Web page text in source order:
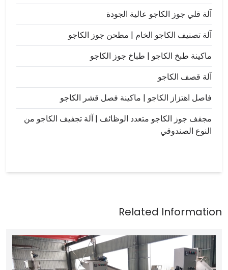
آلة قلي جوز الكاجو عالية الجودة
آلة تصنيف الكاجو الخام | مطحن جوز الكاجو
ماكينة طبخ الكاجو | طباخ جوز الكاجو
آلة قصف الكاجو
فاصل اهتزاز الكاجو | ماكينة فصل قشر الكاجو
مجفف جوز الكاجو متعدد الوظائف | آلة تجفيف الكاجو من
النوع الصندوقي